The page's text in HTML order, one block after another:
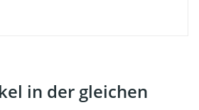
in der gleichen